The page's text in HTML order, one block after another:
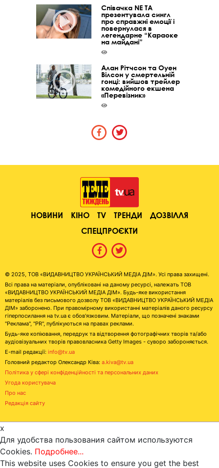
Співачка NE TA
презентувала сингл
про справжні емоції і
повернулася в
легендарне “Караоке
на майдані”
Алан Рітчсон та Оуен
Вілсон у смертельній
гонці: вийшов трейлер
комедійного екшена
«Перевізник»
НОВИНИ КІНО TV ТРЕНДИ
ДОЗВІЛЛЯ
СПЕЦПРОЄКТИ
© 2025, ТОВ «ВИДАВНИЦТВО УКРАЇНСЬКИЙ МЕДІА ДІМ». Усі права захищені.
Всі права на матеріали, опубліковані на даному ресурсі, належать ТОВ
«ВИДАВНИЦТВО УКРАЇНСЬКИЙ МЕДІА ДІМ». Будь-яке використання
матеріалів без письмового дозволу ТОВ «ВИДАВНИЦТВО УКРАЇНСЬКИЙ МЕДІА
ДІМ» заборонено. При правомірному використанні матеріалів даного ресурсу
гіперпосилання на tv.ua є обов'язковим. Матеріали, що позначені знаками
"Реклама", "PR", публікуються на правах реклами.
Будь-яке копіювання, передрук та відтворення фотографічних творів та/або
аудіовізуальних творів правовласника Getty Images - суворо забороняється.
E-mail редакції: info@tv.ua
Головний редактор Олександр Ківа: a.kiva@tv.ua
Політика у сфері конфіденційності та персональних даних
Угода користувача
Про нас
Редакція сайту
x
Для удобства пользования сайтом используются
Cookies. Подробнее...
This website uses Cookies to ensure you get the best